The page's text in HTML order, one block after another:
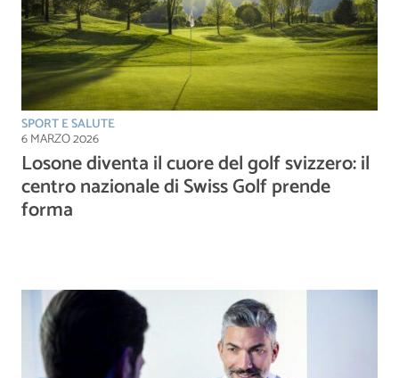
SPORT E SALUTE
6 MARZO 2026
Losone diventa il cuore del golf svizzero: il
centro nazionale di Swiss Golf prende
forma